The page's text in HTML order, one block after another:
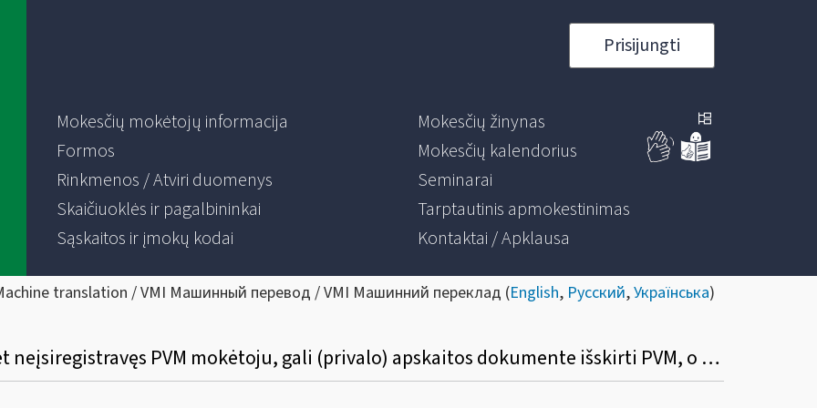
Prisijungti
Mokesčių mokėtojų informacija
Formos
Rinkmenos / Atviri duomenys
Skaičiuoklės ir pagalbininkai
Sąskaitos ir įmokų kodai
Mokesčių žinynas
Mokesčių kalendorius
Seminarai
Tarptautinis apmokestinimas
Kontaktai / Apklausa
translation / VMI Машинный перевод / VMI Машинний переклад (English, Русский,Українська)
Ar asmuo, viršijęs 45 000 eurų ribą, bet neįsiregistravęs PVM mokėtoju, gali (privalo) apskaitos dokumente išskirti PVM, o pirkėjas turi teisę tokį PVM atskaityti įprasta tvarka?